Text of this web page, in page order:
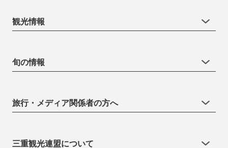
観光情報
旬の情報
旅行・メディア関係者の方へ
三重観光連盟について